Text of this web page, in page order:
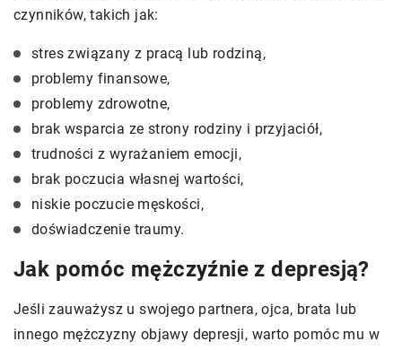
czynników, takich jak:
stres związany z pracą lub rodziną,
problemy finansowe,
problemy zdrowotne,
brak wsparcia ze strony rodziny i przyjaciół,
trudności z wyrażaniem emocji,
brak poczucia własnej wartości,
niskie poczucie męskości,
doświadczenie traumy.
Jak pomóc mężczyźnie z depresją?
Jeśli zauważysz u swojego partnera, ojca, brata lub
innego mężczyzny objawy depresji, warto pomóc mu w